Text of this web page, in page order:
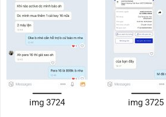
img 3724 img 3725